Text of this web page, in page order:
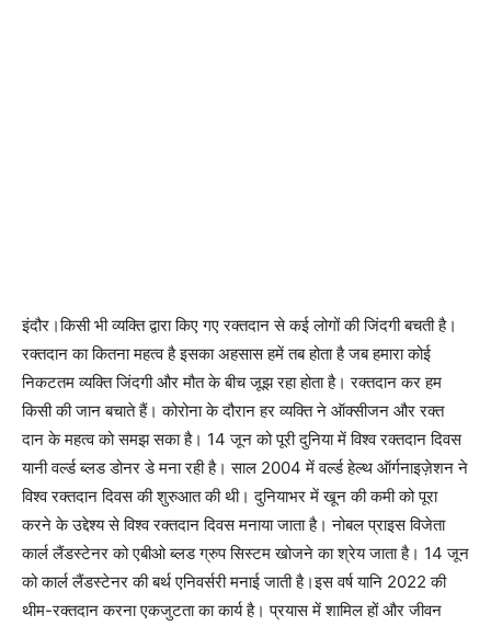
इंदौर।किसी भी व्यक्ति द्वारा किए गए रक्तदान से कई लोगों की जिंदगी बचती है।
रक्तदान का कितना महत्व है इसका अहसास हमें तब होता है जब हमारा कोई
निकटतम व्यक्ति जिंदगी और मौत के बीच जूझ रहा होता है। रक्तदान कर हम
किसी की जान बचाते हैं। कोरोना के दौरान हर व्यक्ति ने ऑक्सीजन और रक्त
दान के महत्व को समझ सका है। 14 जून को पूरी दुनिया में विश्व रक्तदान दिवस
यानी वर्ल्ड ब्लड डोनर डे मना रही है। साल 2004 में वर्ल्ड हेल्थ ऑर्गनाइज़ेशन ने
विश्व रक्तदान दिवस की शुरुआत की थी। दुनियाभर में खून की कमी को पूरा
करने के उद्देश्य से विश्व रक्तदान दिवस मनाया जाता है। नोबल प्राइस विजेता
कार्ल लैंडस्टेनर को एबीओ ब्लड ग्रुप सिस्टम खोजने का श्रेय जाता है। 14 जून
को कार्ल लैंडस्टेनर की बर्थ एनिवर्सरी मनाई जाती है।इस वर्ष यानि 2022 की
थीम-रक्तदान करना एकजुटता का कार्य है। प्रयास में शामिल हों और जीवन